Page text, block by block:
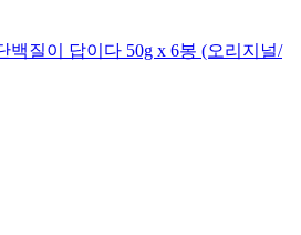
백질이 답이다 50g x 6봉 (오리지널/